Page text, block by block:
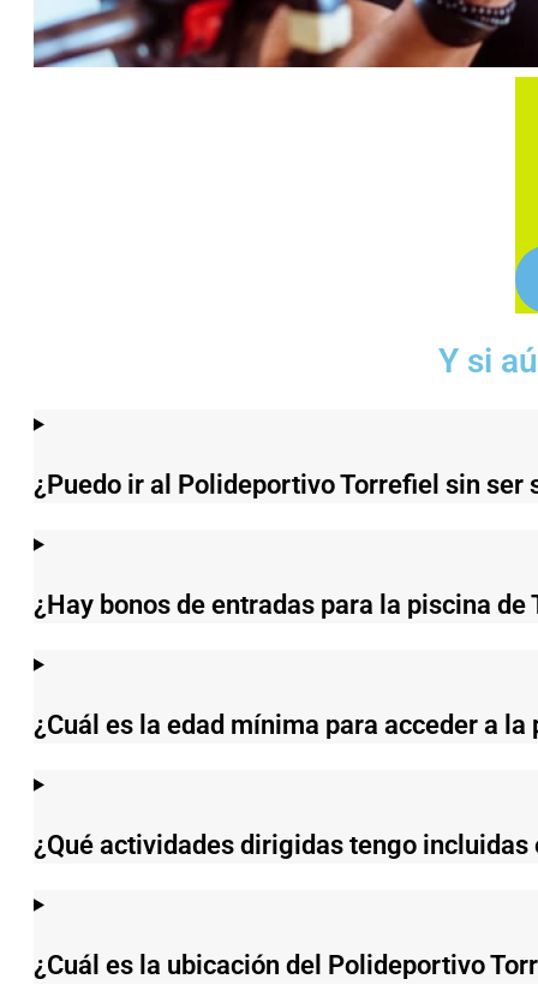
Y si
¿Puedo ir al Polideportivo Torrefiel sin ser
¿Hay bonos de entradas para la piscina
¿Cuál es la edad mínima para acceder a
¿Qué actividades dirigidas tengo
¿Cuál es la ubicación del Polideportivo